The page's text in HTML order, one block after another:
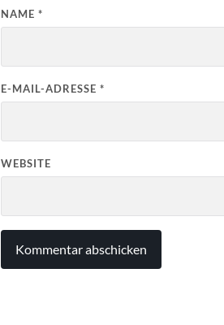
NAME *
E-MAIL-ADRESSE *
WEBSITE